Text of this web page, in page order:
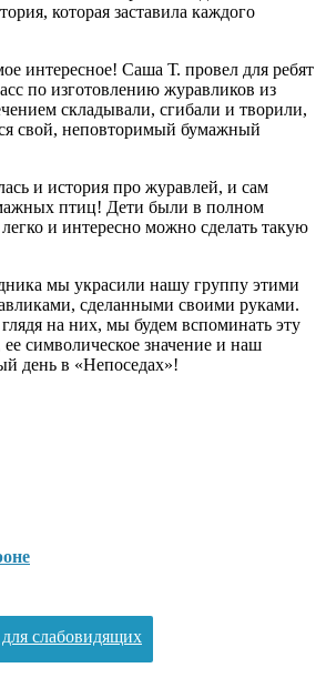
которая заставила каждого
интересное! Саша Т. провел для ребят
по изготовлению журавликов из
складывали, сгибали и творили,
свой, неповторимый бумажный
и история про журавлей, и сам
птиц! Дети были в полном
легко и интересно можно сделать такую
мы украсили нашу группу этими
сделанными своими руками.
на них, мы будем вспоминать эту
символическое значение и наш
день в «Непоседах»!
слабовидящих